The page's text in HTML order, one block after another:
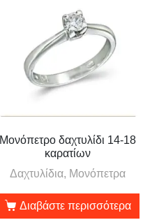
Μονόπετρο δαχτυλίδι 14-18
καρατίων
Δαχτυλίδια, Μονόπετρα
Διαβάστε περισσότερα